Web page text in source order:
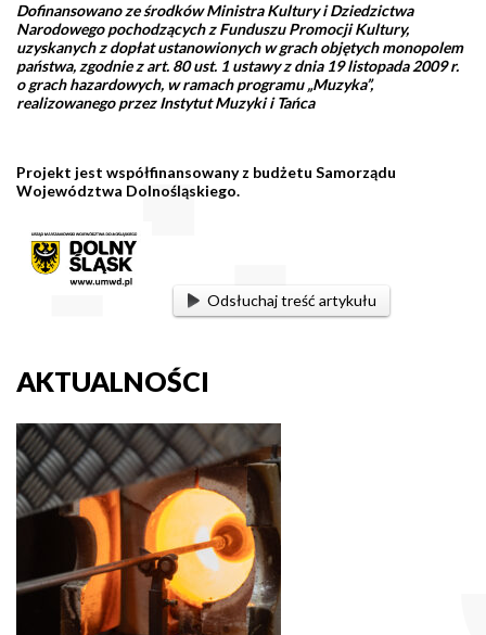
Dofinansowano ze środków Ministra Kultury i Dziedzictwa
Narodowego pochodzących z Funduszu Promocji Kultury,
uzyskanych z dopłat ustanowionych w grach objętych monopolem
państwa, zgodnie z art. 80 ust. 1 ustawy z dnia 19 listopada 2009 r.
o grach hazardowych, w ramach programu „Muzyka”,
realizowanego przez Instytut Muzyki i Tańca
Projekt jest współfinansowany z budżetu Samorządu
Województwa Dolnośląskiego.
Odsłuchaj treść artykułu
AKTUALNOŚCI